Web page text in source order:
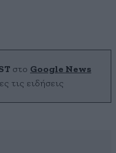
στο Google News
τις ειδήσεις